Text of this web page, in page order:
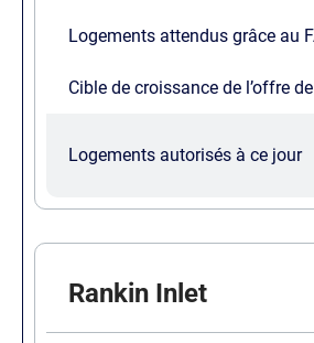
Logements attendus grâce au
Cible de croissance de l’offre
Logements autorisés à ce jour
Rankin Inlet